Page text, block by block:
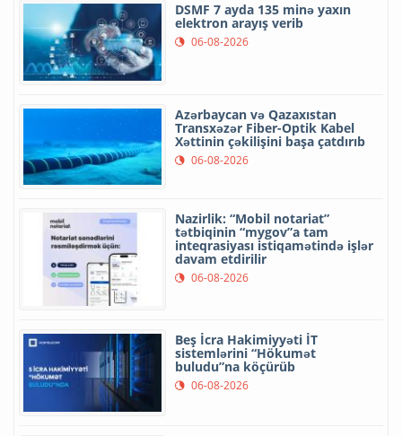
DSMF 7 ayda 135 minə yaxın
elektron arayış verib
06-08-2026
Azərbaycan və Qazaxıstan
Transxəzər Fiber-Optik Kabel
Xəttinin çəkilişini başa çatdırıb
06-08-2026
Nazirlik: “Mobil notariat”
tətbiqinin “mygov”a tam
inteqrasiyası istiqamətində işlər
davam etdirilir
06-08-2026
Beş İcra Hakimiyyəti İT
sistemlərini “Hökumət
buludu”na köçürüb
06-08-2026